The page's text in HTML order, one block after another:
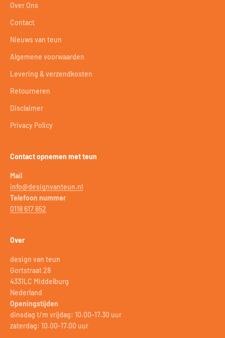
Over Ons
Contact
Nieuws van teun
Algemene voorwaarden
Levering & verzendkosten
Retourneren
Disclaimer
Privacy Policy
Contact opnemen met teun
Mail
info@designvanteun.nl
Telefoon nummer
0118 617 652
Over
design van teun
Gortstraat 28
4331LC Middelburg
Nederland
Openingstijden
dinsdag t/m vrijdag: 10.00-17.30 uur
zaterdag: 10.00-17.00 uur